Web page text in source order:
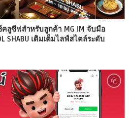
ลูซีฟสำหรับลูกค้า MG IM จับมือ
SHABU เติมเต็มไลฟ์สไตล์ระดับ